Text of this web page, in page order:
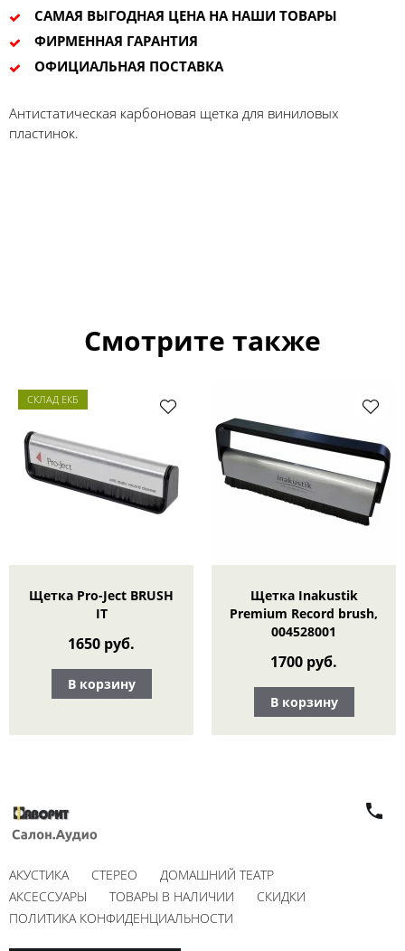
САМАЯ ВЫГОДНАЯ ЦЕНА НА НАШИ ТОВАРЫ
ФИРМЕННАЯ ГАРАНТИЯ
ОФИЦИАЛЬНАЯ ПОСТАВКА
Антистатическая карбоновая щетка для виниловых
пластинок.
Смотрите также
СКЛАД ЕКБ
Щетка Pro-Ject BRUSH
IT
1650 руб.
В корзину
Щетка Inakustik
Premium Record brush,
004528001
1700 руб.
В корзину
АКУСТИКА СТЕРЕО
ДОМАШНИЙ ТЕАТР
АКСЕССУАРЫ
ТОВАРЫ В НАЛИЧИИ
СКИДКИ
ПОЛИТИКА КОНФИДЕНЦИАЛЬНОСТИ